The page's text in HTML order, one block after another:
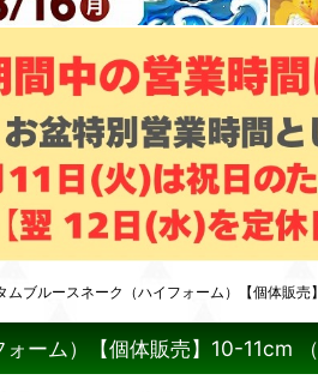
ムブルースネーク（ハイフォーム）【個体販
ーム）【個体販売】10-11cm